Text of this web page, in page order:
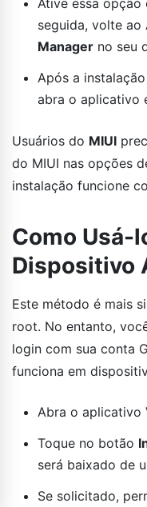
seguida, volte ao
Manager no seu
Após a
abra o aplicativo
Usuários do MIUI
do MIUI nas opções
instalação funcione
Como Usá-
Dispositivo
Este método é mais
root. No entanto,
login com sua conta
funciona em
Abra o aplicativo
Toque no botão
será baixado de
Se solicitado,